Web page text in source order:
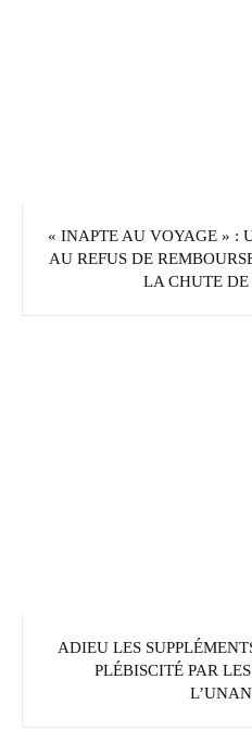
« INAPTE AU VOYAGE » :
AU REFUS DE
LA CHUTE
ADIEU LES
PLÉBISCITÉ PAR